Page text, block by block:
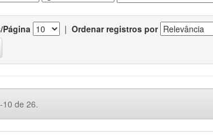
Página | Ordenar registros por
10 de 26.